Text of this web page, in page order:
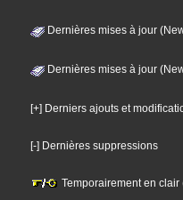
Dernières mises à jour
Dernières mises à jour
[+] Derniers ajouts et
[-] Dernières suppressions
Temporairement en clair